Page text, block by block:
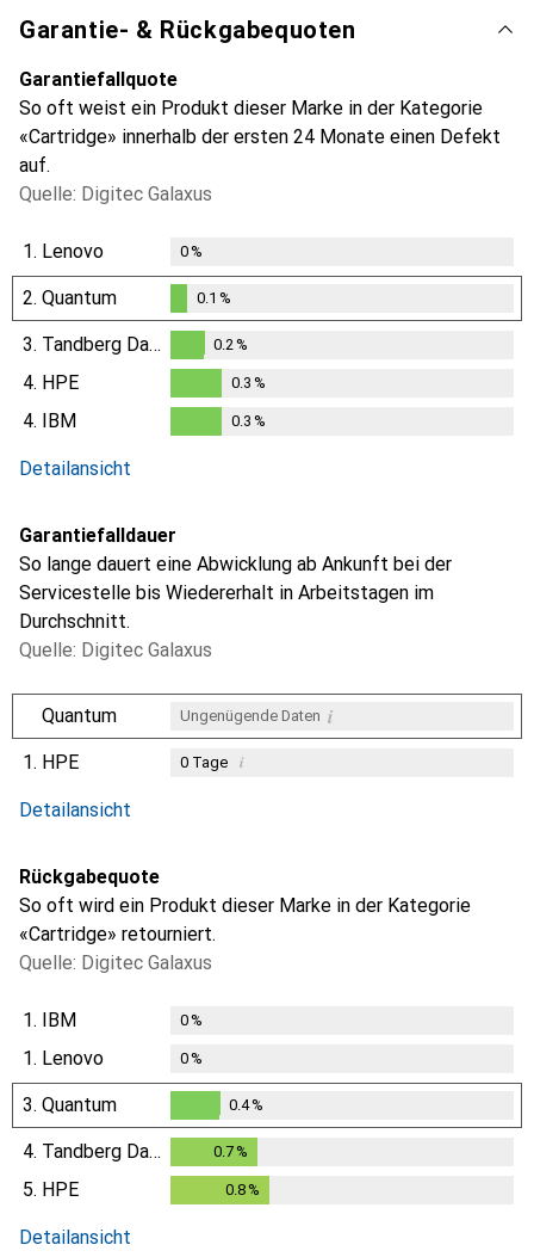
Garantie- & Rückgabequoten
Garantiefallquote
So oft weist ein Produkt dieser Marke in der Kategorie
«Cartridge» innerhalb der ersten 24 Monate einen Defekt
auf.
Quelle: Digitec Galaxus
1. Lenovo 0%
2. Quantum
0.1%
0.1 %
3. Tandberg Data
0.2%
0.2%
4. HPE
0.3%
0.3 %
4. IBM 0.3 %
Detailansicht
Garantiefalldauer
So lange dauert eine Abwicklung ab Ankunft bei der
Servicestelle bis Wiedererhalt in Arbeitstagen im
Durchschnitt.
Quelle: Digitec Galaxus
Quantum Ungenügende Daten i
1. HPE 0Tage i
Detailansicht
Rückgabequote
So oft wird ein Produkt dieser Marke in der Kategorie
«Cartridge» retourniert.
Quelle: Digitec Galaxus
1. IBM 0%
1. Lenovo 0%
3. Quantum
0.4%
0.4%
4. Tandberg Data 0.7%
5. HPE 0.8 %
Detailansicht